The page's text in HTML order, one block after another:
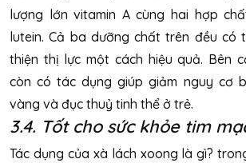
lượng lớn vitamin A cùng hai hợp
lutein. Cả ba dưỡng chất trên đều có
thiện thị lực một cách hiệu quả. Bên
còn có tác dụng giúp giảm nguy cơ
vàng và đục thuỷ tinh thể ở trẻ.
3.4. Tốt cho sức khỏe tim
Tác dụng của xà lách xoong là gì?